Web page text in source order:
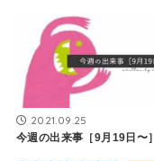
2021.09.25
今週の出来事［9月19日〜］